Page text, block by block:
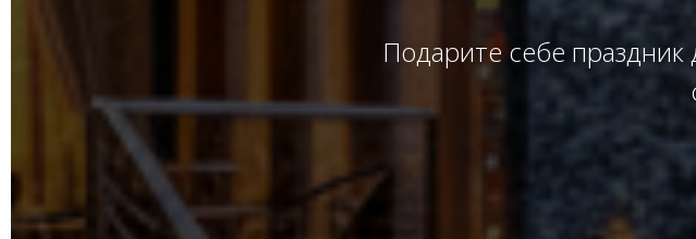
Подарите себе